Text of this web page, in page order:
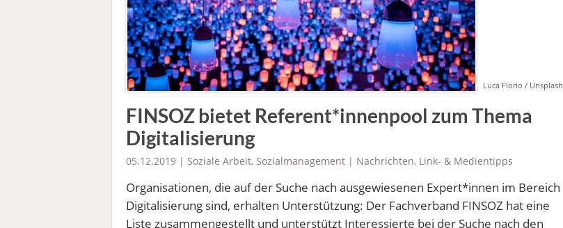
Luca Florio / Unsplash
FINSOZ bietet Referent*innenpool zum Thema
Digitalisierung
05.12.2019 | Soziale Arbeit, Sozialmanagement | Nachrichten, Link- & Medientipps
Organisationen, die auf der Suche nach ausgewiesenen Expert*innen im Bereich
Digitalisierung sind, erhalten Unterstützung: Der Fachverband FINSOZ hat eine
Liste zusammengestellt und unterstützt Interessierte bei der Suche nach den